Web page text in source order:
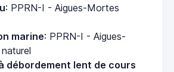
: PPRN-I - Aigues-Mortes
marine: PPRN-I - Aigues-
débordement lent de cours